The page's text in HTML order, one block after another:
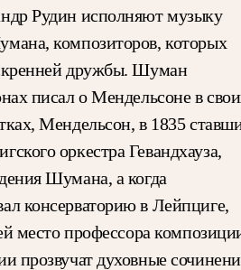
Рудин исполняют музыку
композиторов, которых
дружбы. Шуман
писал о Мендельсоне в
Мендельсон, в 1835
оркестра Гевандхауза,
Шумана, а когда
консерваторию в Лейпциге,
место профессора
прозвучат духовные